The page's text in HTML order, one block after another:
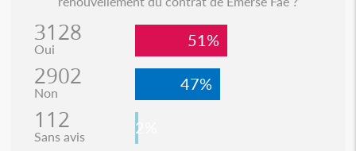
3128
Oui 51%
2902
Non 47%
112
Sans avis 2%